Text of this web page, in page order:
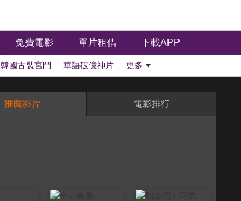
免費電影 單片租借 下載APP
韓國古裝宮鬥 華語破億神片 更多
推薦影片 電影排行